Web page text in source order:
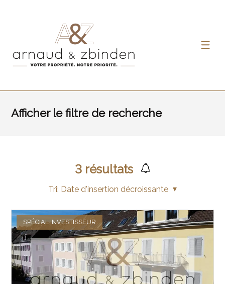
Afficher le filtre de recherche
3résultats
Tri: Date d'insertion décroissante
SPÉCIAL INVESTISSEUR